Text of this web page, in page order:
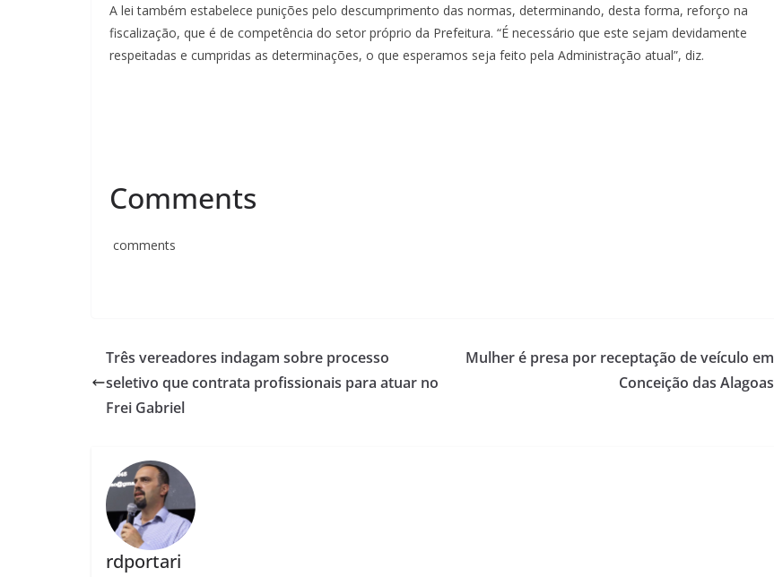
A lei também estabelece punições pelo descumprimento das normas, determinando, desta forma, reforço na
fiscalização, que é de competência do setor próprio da Prefeitura. “É necessário que este sejam devidamente
respeitadas e cumpridas as determinações, o que esperamos seja feito pela Administração atual”, diz.
Comments
comments
Três vereadores indagam sobre processo
seletivo que contrata profissionais para atuar no
Frei Gabriel
Mulher é presa por receptação de veículo em
Conceição das Alagoas
rdportari